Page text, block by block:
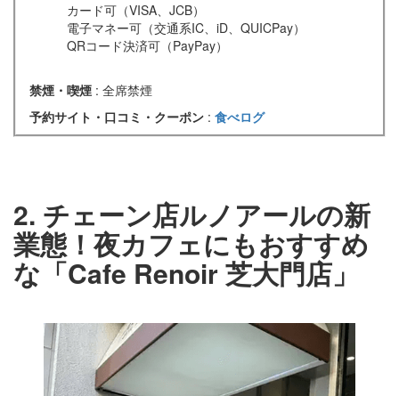
カード可（VISA、JCB）
電子マネー可（交通系IC、iD、QUICPay）
QRコード決済可（PayPay）
禁煙・喫煙 : 全席禁煙
予約サイト・口コミ・クーポン : 食べログ
2. チェーン店ルノアールの新
業態！夜カフェにもおすすめ
な「Cafe Renoir 芝大門店」